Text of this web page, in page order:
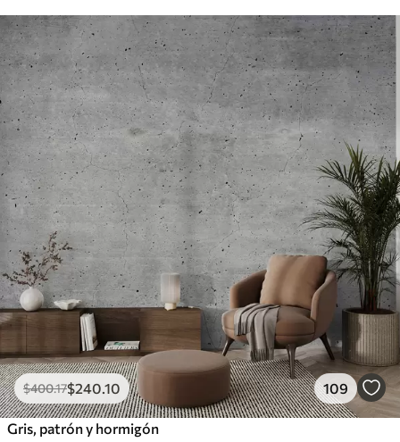
$400.17$240 .10 109
Gris, patrón y hormigón